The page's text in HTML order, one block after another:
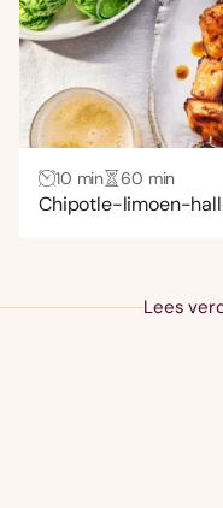
10 min 60 min
Chipotle-limoen-
Lees